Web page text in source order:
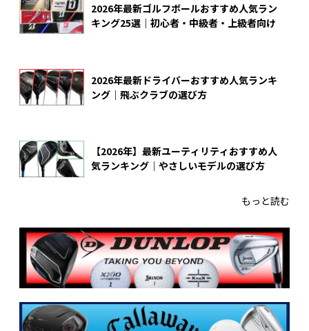
2026年最新ゴルフボールおすすめ人気ラン
キング25選｜初心者・中級者・上級者向け
2026年最新ドライバーおすすめ人気ランキ
ング｜飛ぶクラブの選び方
【2026年】最新ユーティリティおすすめ人
気ランキング｜やさしいモデルの選び方
もっと読む